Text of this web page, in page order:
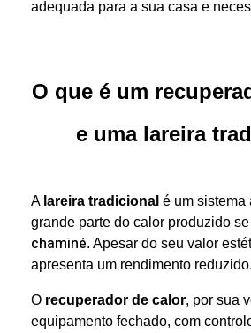
adequada para a sua casa e
O que é um
e uma lareira
A lareira tradicional é um sistema
grande parte do calor produzido
chaminé. Apesar do seu valor
apresenta um rendimento reduzido.
O recuperador de calor, por sua
equipamento fechado, com